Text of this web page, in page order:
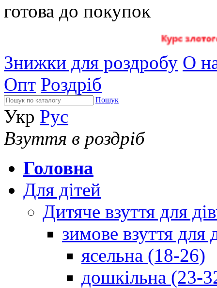
готова до покупок
Знижки для роздробу О
Опт Роздріб
Пошук
Укр Рус
Взуття в роздріб
Головна
Для дітей
Дитяче взуття для
зимове взуття для
ясельна (18-26)
дошкільна (23-